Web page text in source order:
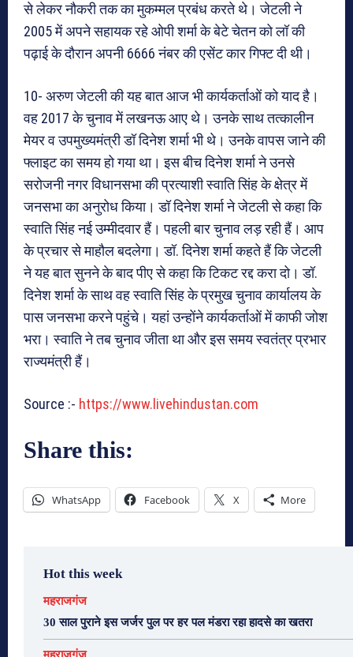
से लेकर नौकरी तक का मुकम्मल प्रबंध करते थे। जेटली ने
2005 में अपने सहायक रहे ओपी शर्मा के बेटे चेतन को लॉ की
पढ़ाई के दौरान अपनी 6666 नंबर की एसेंट कार गिफ्ट दी थी।
10- अरुण जेटली की यह बात आज भी कार्यकर्ताओं को याद है।
वह 2017 के चुनाव में लखनऊ आए थे। उनके साथ तत्कालीन
मेयर व उपमुख्यमंत्री डॉ दिनेश शर्मा भी थे। उनके वापस जाने की
फ्लाइट का समय हो गया था। इस बीच दिनेश शर्मा ने उनसे
सरोजनी नगर विधानसभा की प्रत्याशी स्वाति सिंह के क्षेत्र में
जनसभा का अनुरोध किया। डॉ दिनेश शर्मा ने जेटली से कहा कि
स्वाति सिंह नई उम्मीदवार हैं। पहली बार चुनाव लड़ रही हैं। आप
के प्रचार से माहौल बदलेगा। डॉ. दिनेश शर्मा कहते हैं कि जेटली
ने यह बात सुनने के बाद पीए से कहा कि टिकट रद्द करा दो। डॉ.
दिनेश शर्मा के साथ वह स्वाति सिंह के प्रमुख चुनाव कार्यालय के
पास जनसभा करने पहुंचे। यहां उन्होंने कार्यकर्ताओं में काफी जोश
भरा। स्वाति ने तब चुनाव जीता था और इस समय स्वतंत्र प्रभार
राज्यमंत्री हैं।
Source :- https://www.livehindustan.com
Share this:
WhatsApp Facebook X More
Hot this week
महराजगंज
30 साल पुराने इस जर्जर पुल पर हर पल मंडरा रहा हादसे का खतरा